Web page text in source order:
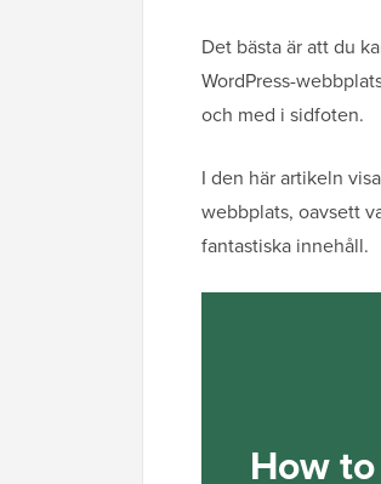
Det bästa är att du
WordPress-
och med i sidfoten.
I den här artikeln
webbplats, oavsett
fantastiska innehåll.